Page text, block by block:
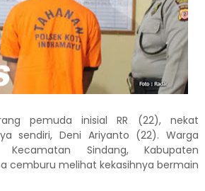
pemuda inisial RR (22), nekat
sendiri, Deni Ariyanto (22). Warga
Kecamatan Sindang, Kabupaten
cemburu melihat kekasihnya bermain